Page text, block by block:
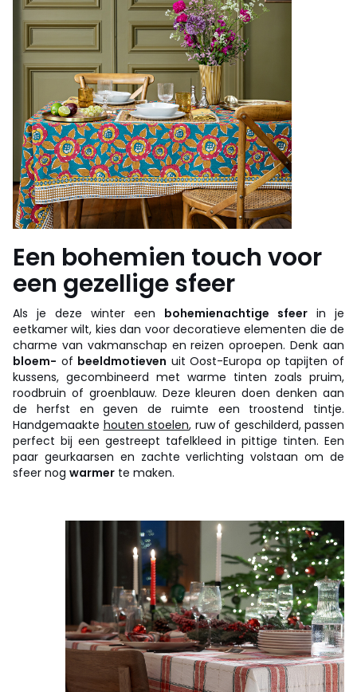
Een bohemien touch voor
een gezellige sfeer
Als je deze winter een bohemienachtige sfeer in je
eetkamer wilt, kies dan voor decoratieve elementen die de
charme van vakmanschap en reizen oproepen. Denk aan
bloem- of beeldmotieven uit Oost-Europa op tapijten of
kussens, gecombineerd met warme tinten zoals pruim,
roodbruin of groenblauw. Deze kleuren doen denken aan
de herfst en geven de ruimte een troostend tintje.
Handgemaakte houten stoelen, ruw of geschilderd, passen
perfect bij een gestreept tafelkleed in pittige tinten. Een
paar geurkaarsen en zachte verlichting volstaan om de
sfeer nog warmer te maken.